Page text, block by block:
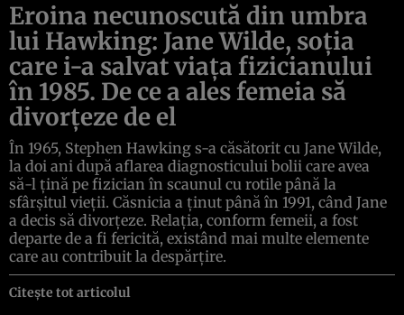
Eroina necunoscută din umbra
lui Hawking: Jane Wilde, soţia
care i-a salvat viaţa fizicianului
în 1985. De ce a ales femeia să
divorţeze de el
În 1965, Stephen Hawking s-a căsătorit cu Jane Wilde,
la doi ani după aflarea diagnosticului bolii care avea
să-l ţină pe fizician în scaunul cu rotile până la
sfârşitul vieţii. Căsnicia a ţinut până în 1991, când Jane
a decis să divorţeze. Relaţia, conform femeii, a fost
departe de a fi fericită, existând mai multe elemente
care au contribuit la despărţire.
Citește tot articolul